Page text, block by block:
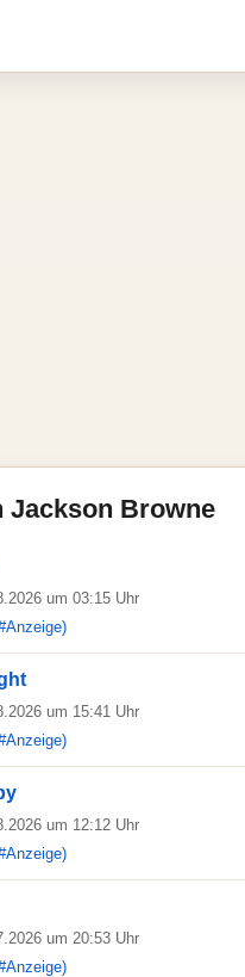
Jackson Browne
um 03:15 Uhr
um 15:41 Uhr
um 12:12 Uhr
um 20:53 Uhr